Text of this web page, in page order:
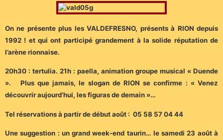
On ne présente plus les VALDEFRESNO, présents à RION depuis
1992 ! et qui ont participé grandement à la solide réputation de
l’arène rionnaise.
20h30 : tertulia. 21h : paella, animation groupe musical « Duende
». Plus que jamais, le slogan de RION se confirme : « Venez
découvrir aujourd’hui, les figuras de demain »…
Tel réservations à partir de début août : 05 58 57 04 44
Une suggestion : un grand week-end taurin… le samedi 23 août à